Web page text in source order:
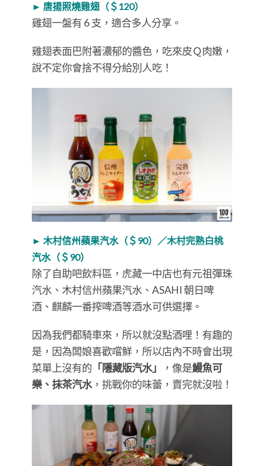
► 唐揚照燒雞翅（＄120）
雞翅一盤有 6 支，適合多人分享。
雞翅表面巴附著濃郁的醬色，吃來皮Ｑ肉嫩，
說不定你會捨不得分給別人吃！
► 木村信州蘋果汽水（＄90）／木村完熟白桃
汽水（＄90）
除了自助吧飲料區，虎藏一中店也有元祖彈珠
汽水、木村信州蘋果汽水、ASAHI 朝日啤
酒、麒麟一番搾啤酒等酒水可供選擇。
因為我們都騎車來，所以就沒點酒哩！有趣的
是，因為闆娘喜歡嚐鮮，所以店內不時會出現
菜單上沒有的 「隱藏版汽水」 ，像是鰻魚可
樂、抹茶汽水，挑戰你的味蕾，賣完就沒啦！